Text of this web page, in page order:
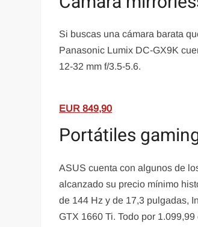
Si buscas una cámara barata
Panasonic Lumix DC-GX9K
12-32 mm f/3.5-5.6.
EUR 849,90
Portátiles
ASUS cuenta con algunos de
alcanzado su precio mínimo
de 144 Hz y de 17,3 pulgadas,
GTX 1660 Ti. Todo por 1.099,99